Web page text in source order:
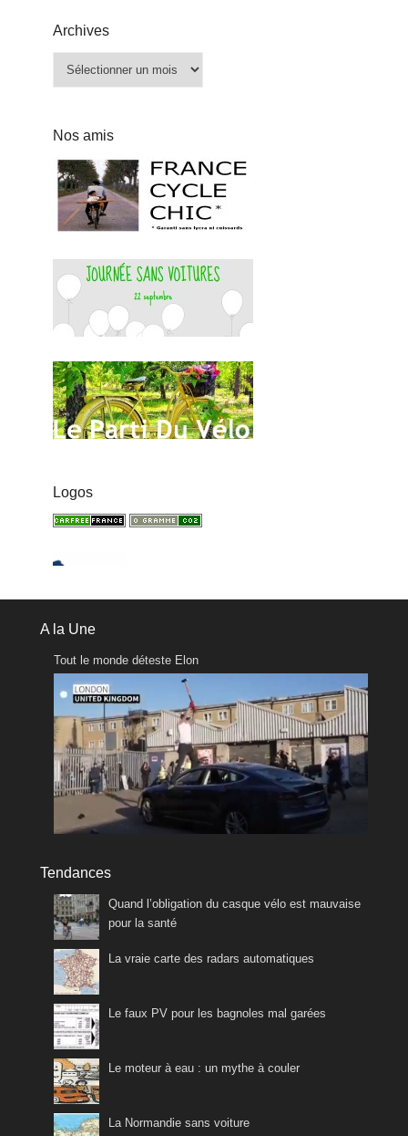
Archives
Nos amis
Logos
A la Une
Tout le monde déteste Elon
Tendances
Quand l’obligation du casque vélo est mauvaise
pour la santé
La vraie carte des radars automatiques
Le faux PV pour les bagnoles mal garées
Le moteur à eau : un mythe à couler
La Normandie sans voiture